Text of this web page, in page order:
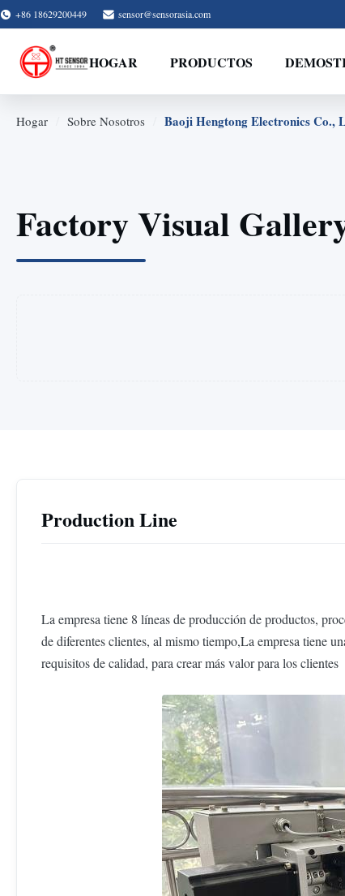
+86 18629200449 sensor@sensorasia.com
HOGAR PRODUCTOS
Hogar Sobre Nosotros Baoji Hengtong Electronics Co.,
Factory Visual
Production Line
La empresa tiene 8 líneas de producción de productos,
de diferentes clientes, al mismo tiempo,La empresa tiene
requisitos de calidad, para crear más valor para los clientes